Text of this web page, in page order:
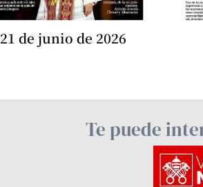
21 de junio de 2026
Te puede